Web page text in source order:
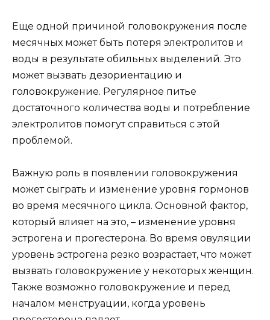
Еще одной причиной головокружения после
месячных может быть потеря электролитов и
воды в результате обильных выделений. Это
может вызвать дезориентацию и
головокружение. Регулярное питье
достаточного количества воды и потребление
электролитов помогут справиться с этой
проблемой.
Важную роль в появлении головокружения
может сыграть и изменение уровня гормонов
во время месячного цикла. Основной фактор,
который влияет на это, – изменение уровня
эстрогена и прогестерона. Во время овуляции
уровень эстрогена резко возрастает, что может
вызвать головокружение у некоторых женщин.
Также возможно головокружение и перед
началом менструации, когда уровень